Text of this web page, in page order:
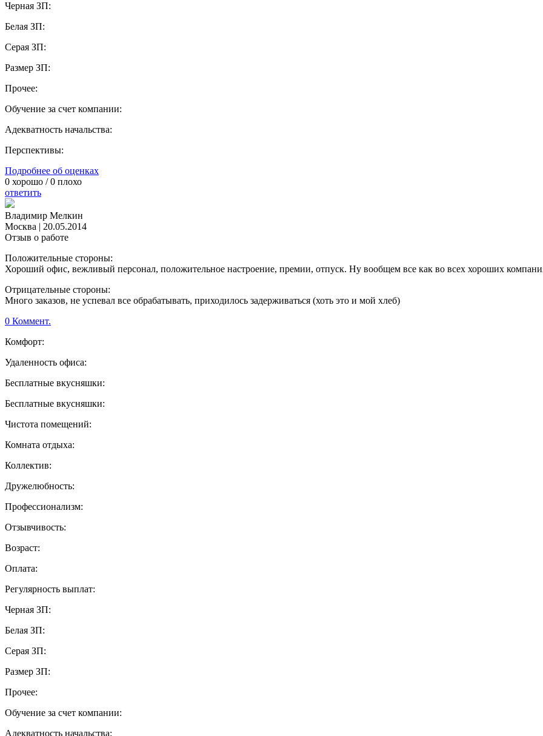
Черная ЗП:
Белая ЗП:
Серая ЗП:
Размер ЗП:
Прочее:
Обучение за счет компании:
Адекватность начальства:
Перспективы:
Подробнее об оценках
0 хорошо /0 плохо
ответить
Владимир Мелкин
Москва | 20.05.2014
Отзыв о работе
Положительные стороны:
Хороший офис, вежливый персонал, положительное настроение, премии, отпуск. Ну вообщем все как во всех хороших
Отрицательные стороны:
Много заказов, не успевал все обрабатывать, приходилось задерживаться (хоть это и мой хлеб)
0 Коммент.
Комфорт:
Удаленность офиса:
Бесплатные вкусняшки:
Бесплатные вкусняшки:
Чистота помещений:
Комната отдыха:
Коллектив:
Дружелюбность:
Профессионализм:
Отзывчивость:
Возраст:
Оплата:
Регулярность выплат:
Черная ЗП:
Белая ЗП:
Серая ЗП:
Размер ЗП:
Прочее:
Обучение за счет компании:
Адекватность начальства: